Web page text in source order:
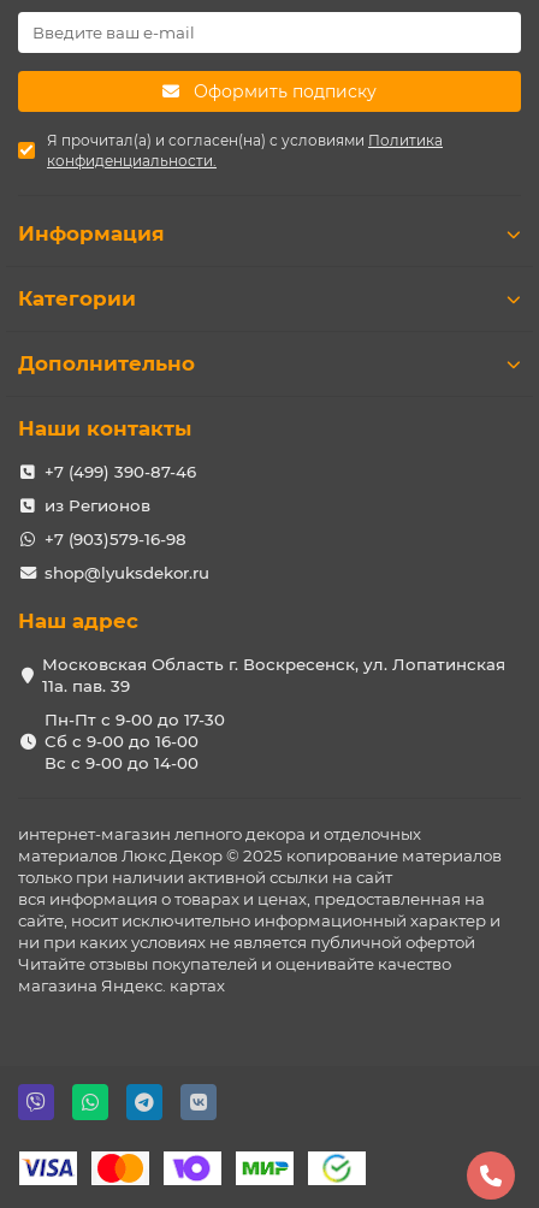
Оформить подписку
Я прочитал(а) и согласен(на) с условиями Политика
конфиденциальности.
Информация
Категории
Дополнительно
Наши контакты
+7 (499) 390-87-46
из Регионов
+7 (903)579-16-98
shop@lyuksdekor.ru
Наш адрес
Московская Область г. Воскресенск, ул. Лопатинская
11а. пав. 39
Пн-Пт с 9-00 до 17-30
Сб с 9-00 до 16-00
Вс с 9-00 до 14-00
интернет-магазин лепного декора и отделочных
материалов Люкс Декор © 2025 копирование материалов
только при наличии активной ссылки на сайт
вся информация о товарах и ценах, предоставленная на
сайте, носит исключительно информационный характер и
ни при каких условиях не является публичной офертой
Читайте отзывы покупателей и оценивайте качество
магазина Яндекс. картах